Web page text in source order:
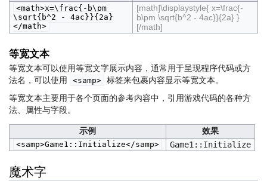
<math>x=\frac{-b\pm
\sqrt{b^2 - 4ac}}{2a}
</math>
[math]\displaystyle{ x=\frac{-
b\pm \sqrt{b^2 - 4ac}}{2a} }
[/math]
等宽文本
等宽文本可以使用等宽文字展示内容，通常用于呈现程序代码或方
法名，可以使用
<samp> 标签来包裹内容显示等宽文本。
等宽文本主要用于各个页面的参考内容中，引用游戏代码的各种方
法、属性与字段。
示例 效果
<samp>Game1::Initialize</samp> Game1::Initialize
魔术字